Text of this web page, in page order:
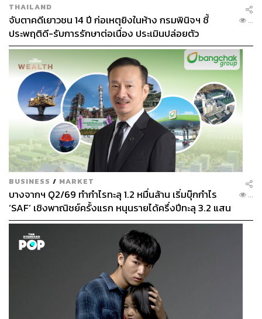
ตามติดด้วยกลิ่นอายไทยๆ อีกสักดริงก์
บาท)ที่ได้แรงบันดาลใจมาจากแตงโมปลาแห้ง และแทนที่
แตงโมด้วยมังคุดเพื่อสื่อถึงกระบวนการ Thaification อีกที
หนึ่ง ดริงก์นี้เบสด้วยวอดก้าและเติมรสชาติด้วยมังคุดกับลูก
พลัม เคลือบผงพลัมที่ขอบแก้ว ก่อนที่จะแต่งกลิ่นด้วยส้มซ่า
พร้อมใส่หมูแผ่นในแก้วมาให้กินแกล้ม
THAILAND
จับตาคดีเยาวชน 14 ปี ก่อเหตุยิงในห้าง กรมพินิจฯ ชี้
ประพฤติดี-รับการรักษาต่อเนื่อง ประเมินปล่อยตัว
...
BUSINESS / MARKET
บางจากฯ Q2/69 ทำกำไรทะลุ 1.2 หมื่นล้าน เริ่มบุ๊กกำไร
‘SAF’ เชิงพาณิชย์ครั้งแรก หนุนรายได้ครึ่งปีทะลุ 3.2 แสน
ล้าน
...